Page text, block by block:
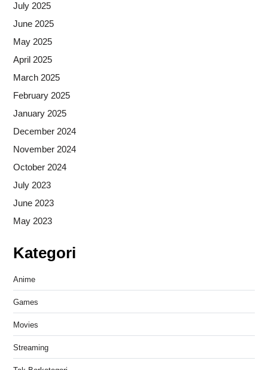
July 2025
June 2025
May 2025
April 2025
March 2025
February 2025
January 2025
December 2024
November 2024
October 2024
July 2023
June 2023
May 2023
Kategori
Anime
Games
Movies
Streaming